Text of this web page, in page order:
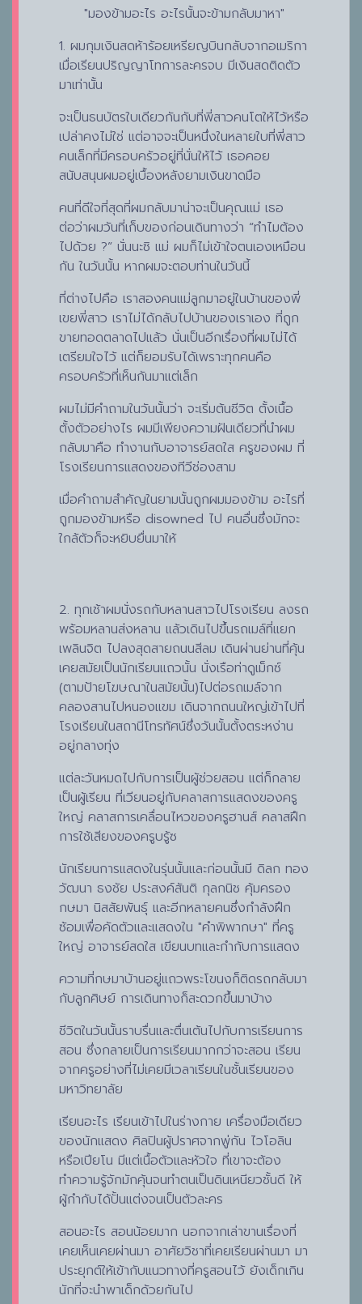
"มองข้ามอะไร อะไรนั้นจะข้ามกลับมาหา"
1. ผมกุมเงินสดห้าร้อยเหรียญบินกลับจากอเมริกา
เมื่อเรียนปริญญาโทการละครจบ มีเงินสดติดตัว
มาเท่านั้น
จะเป็นธนบัตรใบเดียวกันกับที่พี่สาวคนโตให้ไว้หรือ
เปล่าคงไม่ใช่ แต่อาจจะเป็นหนึ่งในหลายใบที่พี่สาว
คนเล็กที่มีครอบครัวอยู่ที่นั่นให้ไว้ เธอคอย
สนับสนุนผมอยู่เบื้องหลังยามเงินขาดมือ
คนที่ดีใจที่สุดที่ผมกลับมาน่าจะเป็นคุณแม่ เธอ
ต่อว่าผมวันที่เก็บของก่อนเดินทางว่า “ทำไมต้อง
ไปด้วย ?” นั่นนะซิ แม่ ผมก็ไม่เข้าใจตนเองเหมือน
กัน ในวันนั้น หากผมจะตอบท่านในวันนี้
ที่ต่างไปคือ เราสองคนแม่ลูกมาอยู่ในบ้านของพี่
เขยพี่สาว เราไม่ได้กลับไปบ้านของเราเอง ที่ถูก
ขายทอดตลาดไปแล้ว นั่นเป็นอีกเรื่องที่ผมไม่ได้
เตรียมใจไว้ แต่ก็ยอมรับได้เพราะทุกคนคือ
ครอบครัวที่เห็นกันมาแต่เล็ก
ผมไม่มีคำถามในวันนั้นว่า จะเริ่มต้นชีวิต ตั้งเนื้อ
ตั้งตัวอย่างไร ผมมีเพียงความฝันเดียวที่นำผม
กลับมาคือ ทำงานกับอาจารย์สดใส ครูของผม ที่
โรงเรียนการแสดงของทีวีช่องสาม
เมื่อคำถามสำคัญในยามนั้นถูกผมมองข้าม อะไรที่
ถูกมองข้ามหรือ disowned ไป คนอื่นซึ่งมักจะ
ใกล้ตัวก็จะหยิบยื่นมาให้
2. ทุกเช้าผมนั่งรถกับหลานสาวไปโรงเรียน ลงรถ
พร้อมหลานส่งหลาน แล้วเดินไปขึ้นรถเมล์ที่แยก
เพลินจิต ไปลงสุดสายถนนสีลม เดินผ่านย่านที่คุ้น
เคยสมัยเป็นนักเรียนแถวนั้น นั่งเรือท่าดูเม็กซ์
(ตามป้ายโฆษณาในสมัยนั้น)ไปต่อรถเมล์จาก
คลองสานไปหนองแขม เดินจากถนนใหญ่เข้าไปที่
โรงเรียนในสถานีโทรทัศน์ซึ่งวันนั้นตั้งตระหง่าน
อยู่กลางทุ่ง
แต่ละวันหมดไปกับการเป็นผู้ช่วยสอน แต่ก็กลาย
เป็นผู้เรียน ที่เวียนอยู่กับคลาสการแสดงของครู
ใหญ่ คลาสการเคลื่อนไหวของครูฮานส์ คลาสฝึก
การใช้เสียงของครูบรู้ซ
นักเรียนการแสดงในรุ่นนั้นและก่อนนั้นมี ดิลก ทอง
วัฒนา ธงชัย ประสงค์สันติ กุลกนิช คุ้มครอง
กษมา นิสสัยพันธุ์ และอีกหลายคนซึ่งกำลังฝึก
ซ้อมเพื่อคัดตัวและแสดงใน "คำพิพากษา" ที่ครู
ใหญ่ อาจารย์สดใส เขียนบทและกำกับการแสดง
ความที่กษมาบ้านอยู่แถวพระโขนงก็ติดรถกลับมา
กับลูกศิษย์ การเดินทางก็สะดวกขึ้นมาบ้าง
ชีวิตในวันนั้นราบรื่นและตื่นเต้นไปกับการเรียนการ
สอน ซึ่งกลายเป็นการเรียนมากกว่าจะสอน เรียน
จากครูอย่างที่ไม่เคยมีเวลาเรียนในชั้นเรียนของ
มหาวิทยาลัย
เรียนอะไร เรียนเข้าไปในร่างกาย เครื่องมือเดียว
ของนักแสดง ศิลปินผู้ปราศจากพู่กัน ไวโอลิน
หรือเปียโน มีแต่เนื้อตัวและหัวใจ ที่เขาจะต้อง
ทำความรู้จักมักคุ้นจนทำตนเป็นดินเหนียวชั้นดี ให้
ผู้กำกับได้ปั้นแต่งจนเป็นตัวละคร
สอนอะไร สอนน้อยมาก นอกจากเล่าขานเรื่องที่
เคยเห็นเคยผ่านมา อาศัยวิชาที่เคยเรียนผ่านมา มา
ประยุกต์ให้เข้ากับแนวทางที่ครูสอนไว้ ยังเด็กเกิน
นักที่จะนำพาเด็กด้วยกันไป